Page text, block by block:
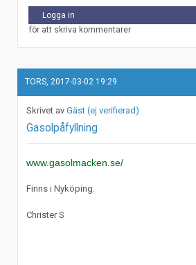
Logga in
för att skriva kommentarer
TORS, 2017-03-02 19:29
Gäst (ej verifierad)
Gasolpåfyllning
www.gasolmacken.se/
Finns i Nyköping.
Christer S